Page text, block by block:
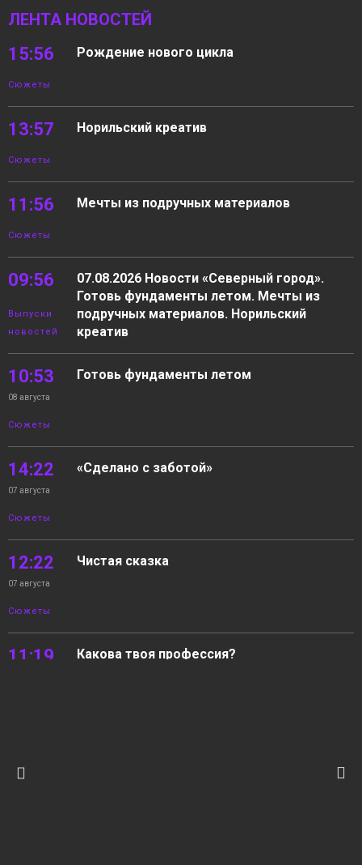
ЛЕНТА НОВОСТЕЙ
15:56
Сюжеты
Рождение нового цикла
13:57
Сюжеты
Норильский креатив
11:56
Сюжеты
Мечты из подручных материалов
09:56
Выпуски
новостей
07.08.2026 Новости «Северный город».
Готовь фундаменты летом. Мечты из
подручных материалов. Норильский
креатив
10:53
08 августа
Сюжеты
Готовь фундаменты летом
14:22
07 августа
Сюжеты
«Сделано с заботой»
12:22
07 августа
Сюжеты
Чистая сказка
11:19 Какова твоя профессия?
07 августа
Незваный гость. К урокам готовы? Какова